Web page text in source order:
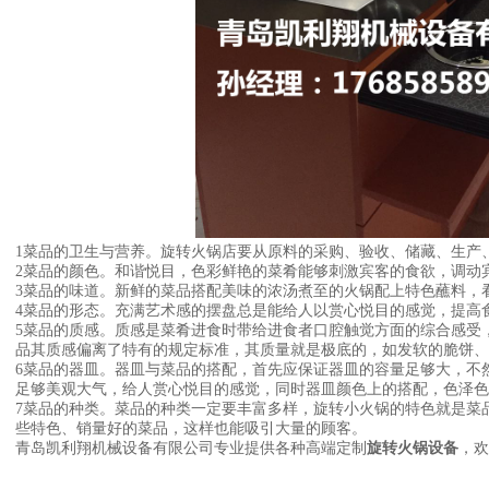
1菜品的卫生与营养。旋转火锅店要从原料的采购、验收、储藏、生
2菜品的颜色。和谐悦目，色彩鲜艳的菜肴能够刺激宾客的食欲，调动
3菜品的味道。新鲜的菜品搭配美味的浓汤煮至的火锅配上特色蘸料，
4菜品的形态。充满艺术感的摆盘总是能给人以赏心悦目的感觉，提高
5菜品的质感。质感是菜肴进食时带给进食者口腔触觉方面的综合感
品其质感偏离了特有的规定标准，其质量就是极底的，如发软的脆饼
6菜品的器皿。器皿与菜品的搭配，首先应保证器皿的容量足够大，
足够美观大气，给人赏心悦目的感觉，同时器皿颜色上的搭配，色泽
7菜品的种类。菜品的种类一定要丰富多样，旋转小火锅的特色就是
些特色、销量好的菜品，这样也能吸引大量的顾客。
青岛凯利翔机械设备有限公司专业提供各种高端定制 旋转火锅设备 ，